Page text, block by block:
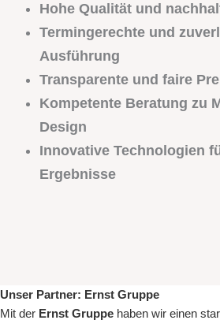
Hohe Qualität und
Termingerechte und
Ausführung
Transparente und faire
Kompetente Beratung zu
Design
Innovative Technologien
Ergebnisse
Unser Partner: Ernst Gruppe
Mit der Ernst Gruppe haben wir einen